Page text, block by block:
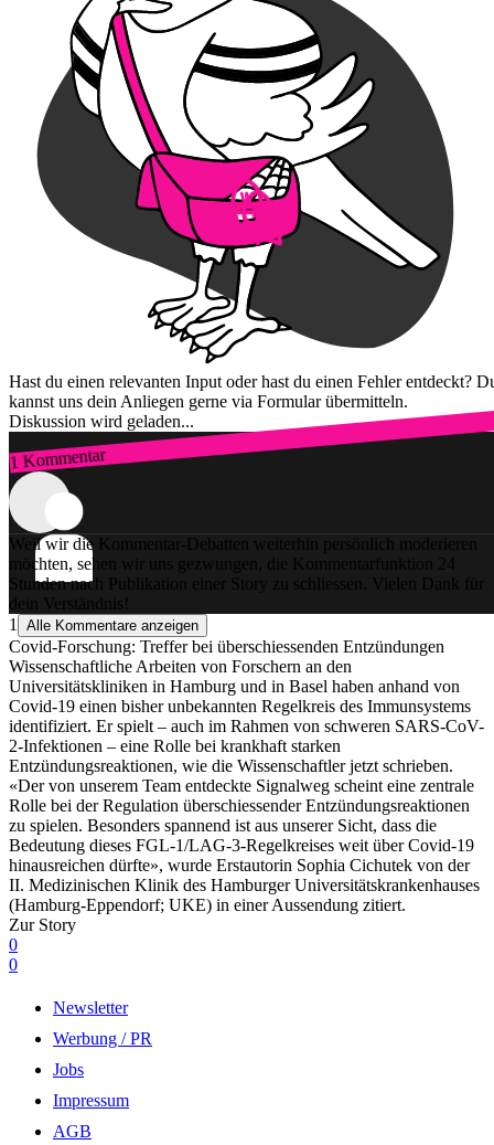
Hast du einen relevanten Input oder hast du einen Fehler entdeckt?
kannst uns dein Anliegen gerne via Formular übermitteln.
Diskussion wird geladen...
1 Kommentar
Zum Login
Weil wir die Kommentar-Debatten weiterhin persönlich moderieren
möchten, sehen wir uns gezwungen, die Kommentarfunktion 24
Stunden nach Publikation einer Story zu schliessen. Vielen Dank für
dein Verständnis!
1
Alle Kommentare anzeigen
Covid-Forschung: Treffer bei überschiessenden Entzündungen
Wissenschaftliche Arbeiten von Forschern an den
Universitätskliniken in Hamburg und in Basel haben anhand von
Covid-19 einen bisher unbekannten Regelkreis des Immunsystems
identifiziert. Er spielt – auch im Rahmen von schweren SARS-CoV-
2-Infektionen – eine Rolle bei krankhaft starken
Entzündungsreaktionen, wie die Wissenschaftler jetzt schrieben.
«Der von unserem Team entdeckte Signalweg scheint eine zentrale
Rolle bei der Regulation überschiessender Entzündungsreaktionen
zu spielen. Besonders spannend ist aus unserer Sicht, dass die
Bedeutung dieses FGL-1/LAG-3-Regelkreises weit über Covid-19
hinausreichen dürfte», wurde Erstautorin Sophia Cichutek von der
II. Medizinischen Klinik des Hamburger Universitätskrankenhauses
(Hamburg-Eppendorf; UKE) in einer Aussendung zitiert.
Zur Story
0
0
Newsletter
Werbung / PR
Jobs
Impressum
AGB